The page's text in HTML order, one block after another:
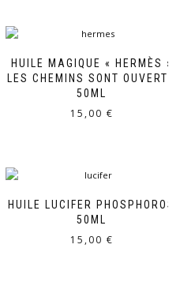
HUILE MAGIQUE « HERMÈS »
LES CHEMINS SONT OUVERTS
50ML
15,00 €
HUILE LUCIFER PHOSPHOROS
50ML
15,00 €